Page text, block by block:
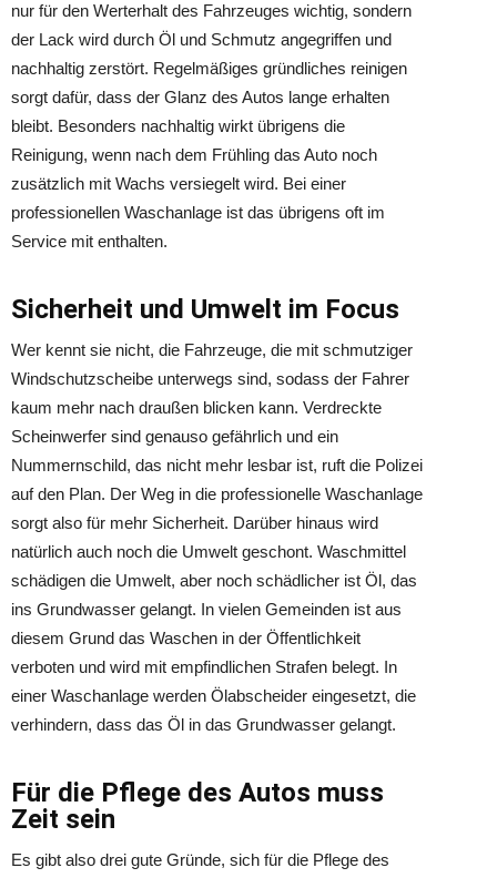
nur für den Werterhalt des Fahrzeuges wichtig, sondern
der Lack wird durch Öl und Schmutz angegriffen und
nachhaltig zerstört. Regelmäßiges gründliches reinigen
sorgt dafür, dass der Glanz des Autos lange erhalten
bleibt. Besonders nachhaltig wirkt übrigens die
Reinigung, wenn nach dem Frühling das Auto noch
zusätzlich mit Wachs versiegelt wird. Bei einer
professionellen Waschanlage ist das übrigens oft im
Service mit enthalten.
Sicherheit und Umwelt im Focus
Wer kennt sie nicht, die Fahrzeuge, die mit schmutziger
Windschutzscheibe unterwegs sind, sodass der Fahrer
kaum mehr nach draußen blicken kann. Verdreckte
Scheinwerfer sind genauso gefährlich und ein
Nummernschild, das nicht mehr lesbar ist, ruft die Polizei
auf den Plan. Der Weg in die professionelle Waschanlage
sorgt also für mehr Sicherheit. Darüber hinaus wird
natürlich auch noch die Umwelt geschont. Waschmittel
schädigen die Umwelt, aber noch schädlicher ist Öl, das
ins Grundwasser gelangt. In vielen Gemeinden ist aus
diesem Grund das Waschen in der Öffentlichkeit
verboten und wird mit empfindlichen Strafen belegt. In
einer Waschanlage werden Ölabscheider eingesetzt, die
verhindern, dass das Öl in das Grundwasser gelangt.
Für die Pflege des Autos muss
Zeit sein
Es gibt also drei gute Gründe, sich für die Pflege des